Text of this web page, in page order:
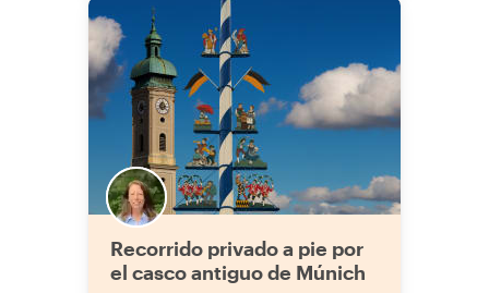
Recorrido privado a pie por
el casco antiguo de Múnich